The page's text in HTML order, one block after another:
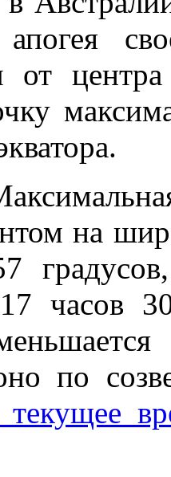
апогея
от
на
часов
по